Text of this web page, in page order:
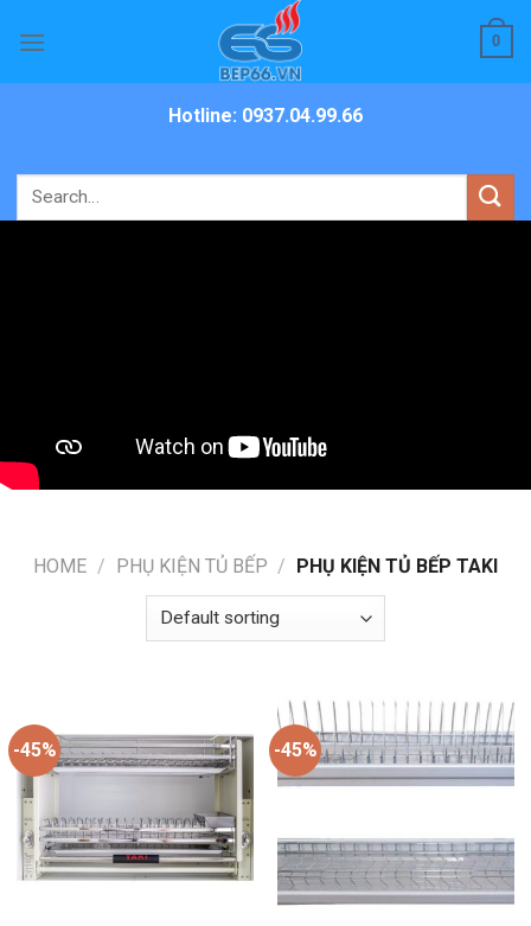
0
Hotline: 0937.04.99.66
Search
for:
HOME / PHỤ KIỆN TỦ BẾP / PHỤ KIỆN TỦ BẾP TAKI
-45% -45%